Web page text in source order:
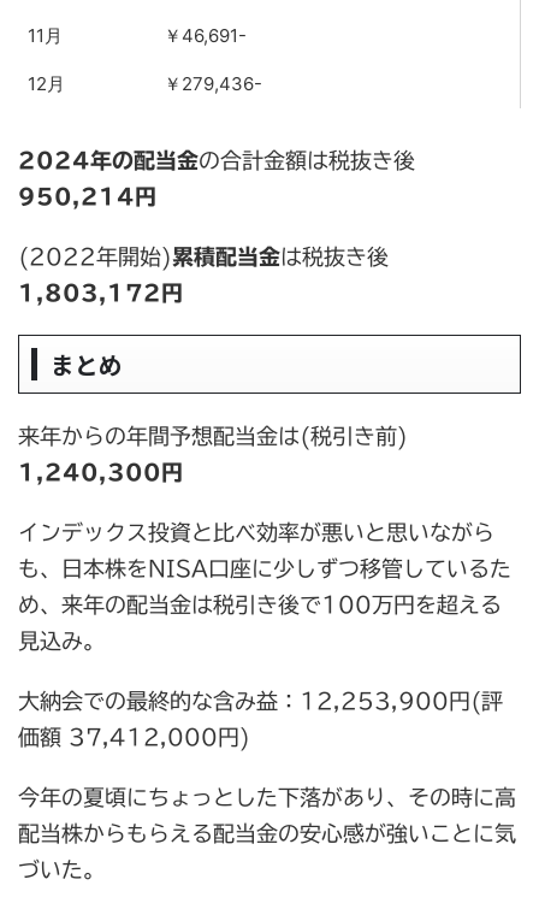
11月 ￥46,691-
12月 ￥279,436-
2024年の配当金の合計金額は税抜き後
950,214円
(2022年開始)累積配当金は税抜き後
1,803,172円
まとめ
来年からの年間予想配当金は(税引き前)
1,240,300円
インデックス投資と比べ効率が悪いと思いながら
も、日本株をNISA口座に少しずつ移管しているた
め、来年の配当金は税引き後で100万円を超える
見込み。
大納会での最終的な含み益：12,253,900円(評
価額 37,412,000円)
今年の夏頃にちょっとした下落があり、その時に高
配当株からもらえる配当金の安心感が強いことに気
づいた。